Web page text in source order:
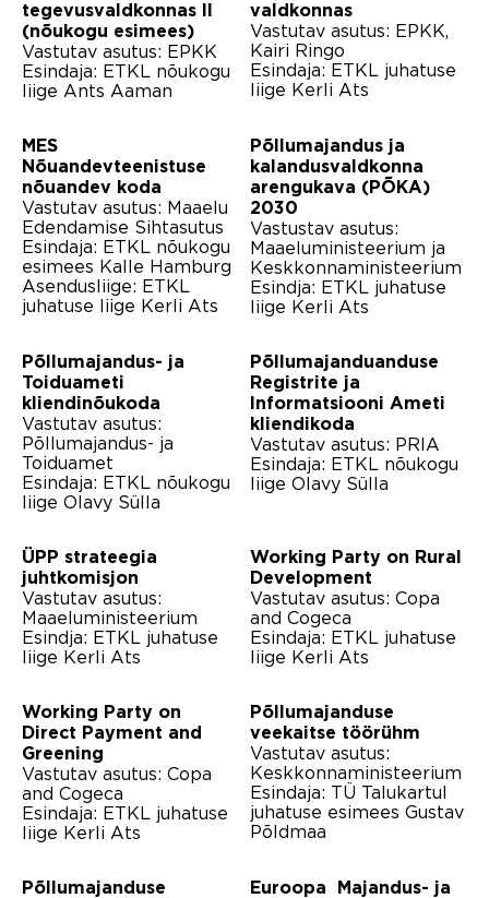
tegevusvaldkonnas II
(nõukogu esimees)
Vastutav asutus: EPKK
Esindaja: ETKL nõukogu
liige Ants Aaman
valdkonnas
Vastutav asutus: EPKK,
Kairi Ringo
Esindaja: ETKL juhatuse
liige Kerli Ats
MES
Nõuandevteenistuse
nõuandev koda
Vastutav asutus: Maaelu
Edendamise Sihtasutus
Esindaja: ETKL nõukogu
esimees Kalle Hamburg
Asendusliige: ETKL
juhatuse liige Kerli Ats
Põllumajandus ja
kalandusvaldkonna
arengukava (PÕKA)
2030
Vastustav asutus:
Maaeluministeerium ja
Keskkonnaministeerium
Esindja: ETKL juhatuse
liige Kerli Ats
Põllumajandus- ja
Toiduameti
kliendinõukoda
Vastutav asutus:
Põllumajandus- ja
Toiduamet
Esindaja: ETKL nõukogu
liige Olavy Sülla
Põllumajanduanduse
Registrite ja
Informatsiooni Ameti
kliendikoda
Vastutav asutus: PRIA
Esindaja: ETKL nõukogu
liige Olavy Sülla
ÜPP strateegia
juhtkomisjon
Vastutav asutus:
Maaeluministeerium
Esindja: ETKL juhatuse
liige Kerli Ats
Working Party on Rural
Development
Vastutav asutus: Copa
and Cogeca
Esindaja: ETKL juhatuse
liige Kerli Ats
Working Party on
Direct Payment and
Greening
Vastutav asutus: Copa
and Cogeca
Esindaja: ETKL juhatuse
liige Kerli Ats
Põllumajanduse
veekaitse töörühm
Vastutav asutus:
Keskkonnaministeerium
Esindaja: TÜ Talukartul
juhatuse esimees Gustav
Põldmaa
Põllumajanduse
Euroopa Majandus- ja